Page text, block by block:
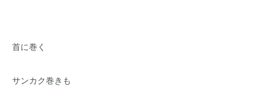
首に巻く
サンカク巻きも